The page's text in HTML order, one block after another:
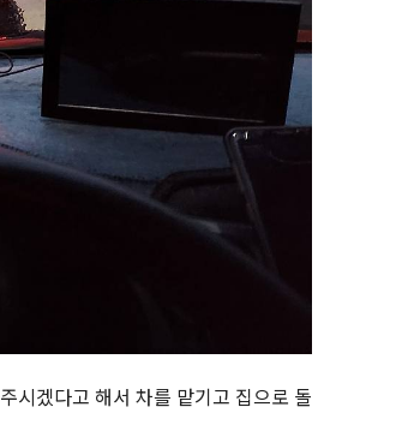
시겠다고 해서 차를 맡기고 집으로 돌